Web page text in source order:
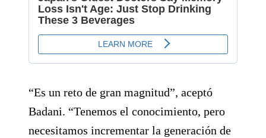
“Es un reto de gran magnitud”, aceptó
Badani. “Tenemos el conocimiento, pero
necesitamos incrementar la generación de